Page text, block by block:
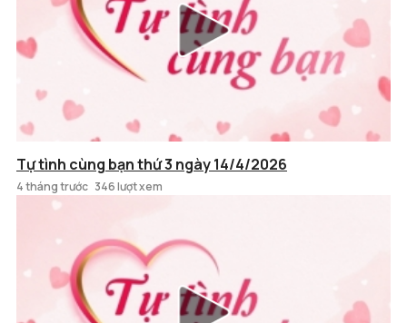
Tự tình cùng bạn thứ 3 ngày 14/4/2026
4 tháng trước 346 lượt xem